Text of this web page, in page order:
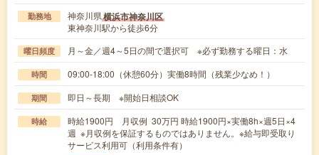
勤務地 神奈川県横浜市神奈川区
東神奈川駅から徒歩6分
曜日頻度 月～金／週4～5日の間で選択可 ※必ず勤務する曜日：水
時間 09:00-18:00（休憩60分）実働8時間（残業少なめ！）
期間 即日～長期 ※開始日相談OK
時給
時給1900円 月収例 30万円 時給1900円×実働8h×週5日×4
週 ※月収例を保証するものではありません。※給与即受取り
サービス利用可（利用条件有）